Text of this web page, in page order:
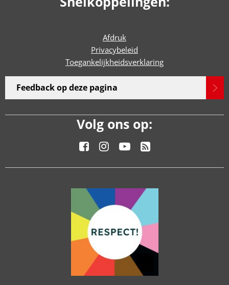
Afdruk
Privacybeleid
Toegankelijkheidsverklaring
Feedback op deze pagina
Volg ons op: